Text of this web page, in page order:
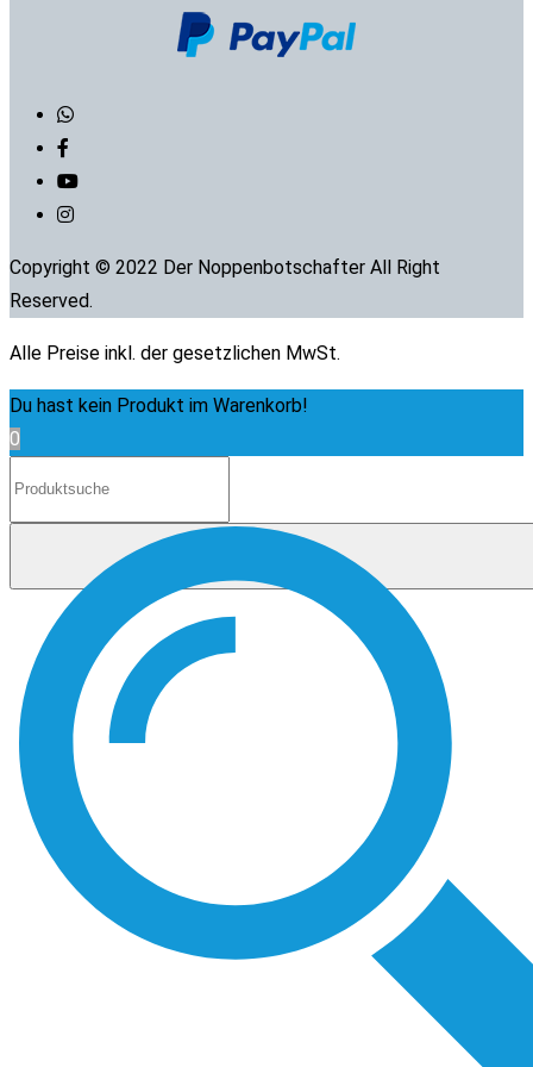
Copyright © 2022 Der Noppenbotschafter All Right
Reserved.
Alle Preise inkl. der gesetzlichen MwSt.
Du hast kein Produkt im Warenkorb!
0